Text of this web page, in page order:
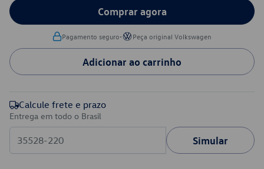
Comprar agora
Pagamento seguro• Peça original Volkswagen
Adicionar ao carrinho
Calcule frete e prazo
Entrega em todo o Brasil
Simular